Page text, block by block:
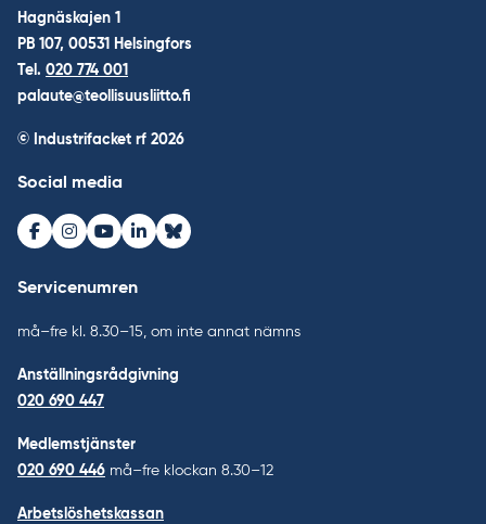
Hagnäskajen 1
PB 107, 00531 Helsingfors
Tel. 020 774 001
palaute@teollisuusliitto.fi
© Industrifacket rf 2026
Social media
Facebook
Instagram
Youtube
LinkedInBluesky
Servicenumren
må–fre kl. 8.30–15, om inte annat nämns
Anställningsrådgivning
020 690 447
Medlemstjänster
020 690 446 må–fre klockan 8.30–12
Arbetslöshetskassan